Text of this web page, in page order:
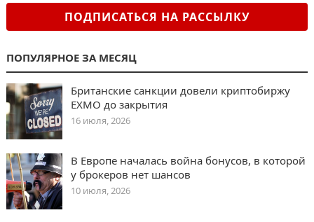
ПОДПИСАТЬСЯ НА РАССЫЛКУ
ПОПУЛЯРНОЕ ЗА МЕСЯЦ
Британские санкции довели криптобиржу
EXMO до закрытия
16 июля, 2026
В Европе началась война бонусов, в которой
у брокеров нет шансов
10 июля, 2026